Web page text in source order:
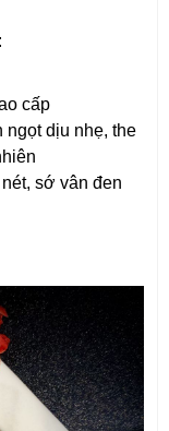
cấp
ngọt dịu nhẹ, the
sớ vân đen